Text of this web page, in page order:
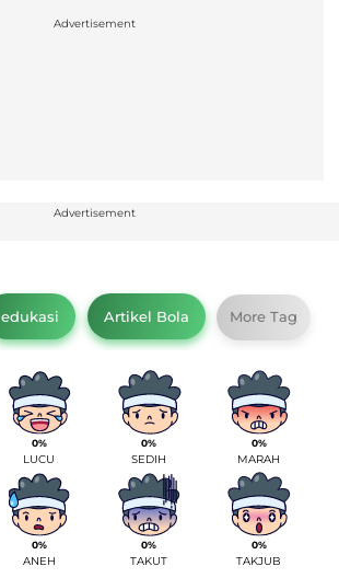
Advertisement
Advertisement
edukasi Artikel Bola More Tag
0%
LUCU
0%
SEDIH
0%
MARAH
0%
ANEH
0%
TAKUT
0%
TAKJUB